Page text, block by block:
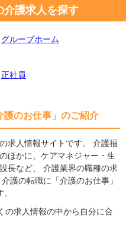
介護求人を探す
グループホーム
正社員
護のお仕事」のご紹介
求人情報サイトです。 介護福
ほかに、ケアマネジャー・生
長など、 介護業界の職種の求
護の転職に「介護のお仕事」
求人情報の中から自分に合